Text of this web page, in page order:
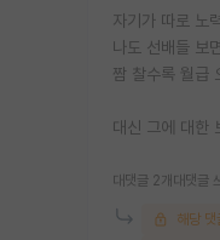
자기가 따로 노
나도 선배들 보
짬 찰수록 월급
대신 그에 대한
대댓글 2개 대댓글
해당